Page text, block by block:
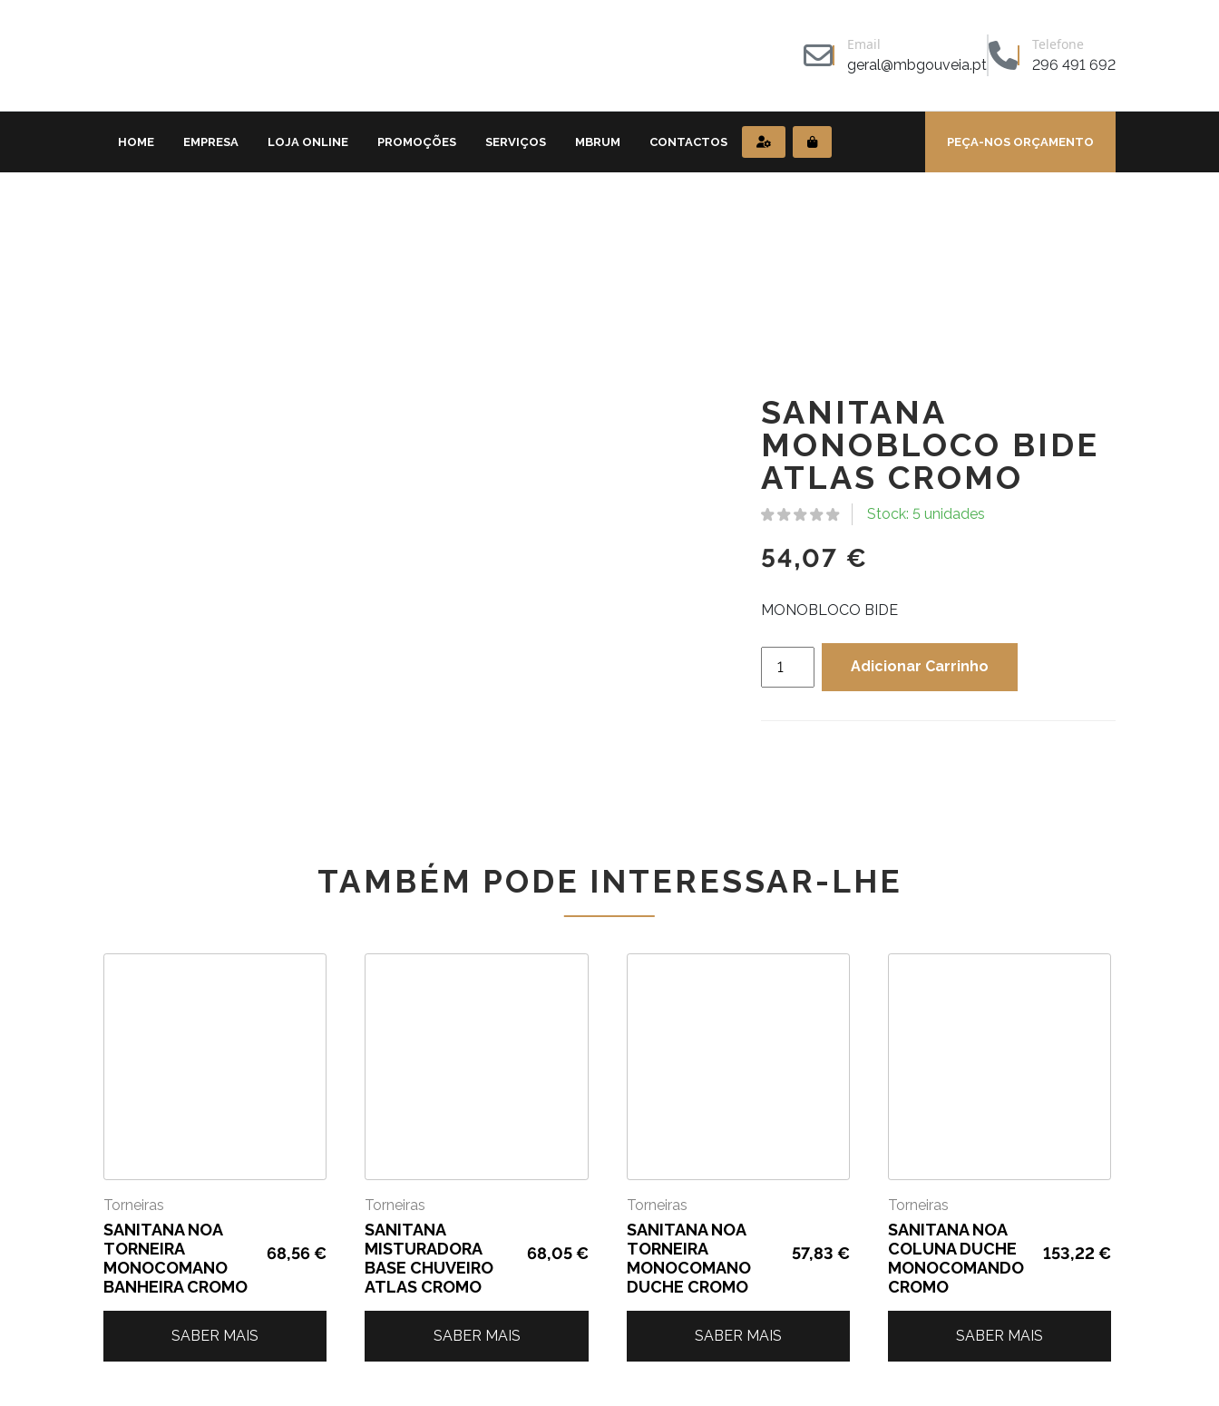
Email
geral@mbgouveia.pt
Telefone
296 491 692
HOME EMPRESA LOJA ONLINE PROMOÇÕES SERVIÇOS MBRUM CONTACTOS PEÇA-NOS ORÇAMENTO
SANITANA
MONOBLOCO BIDE
ATLAS CROMO
Stock: 5 unidades
54,07€
MONOBLOCO BIDE
Adicionar Carrinho
TAMBÉM PODE INTERESSAR-LHE
Torneiras
SANITANA NOA
TORNEIRA
MONOCOMANO
BANHEIRA CROMO
68,56€
SABER MAIS
Torneiras
SANITANA
MISTURADORA
BASE CHUVEIRO
ATLAS CROMO
68,05€
SABER MAIS
Torneiras
SANITANA NOA
TORNEIRA
MONOCOMANO
DUCHE CROMO
57,83 €
SABER MAIS
Torneiras
SANITANA NOA
COLUNA DUCHE
MONOCOMANDO
CROMO
153,22€
SABER MAIS